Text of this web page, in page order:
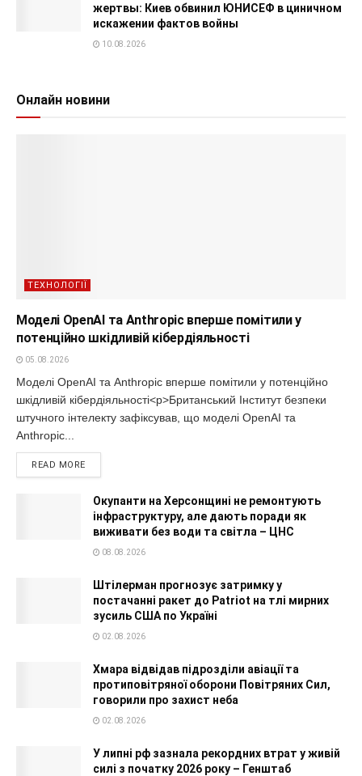
жертвы: Киев обвинил ЮНИСЕФ в циничном
искажении фактов войны
10.08.2026
Онлайн новини
ТЕХНОЛОГІЇ
Моделі OpenAI та Anthropic вперше помітили у
потенційно шкідливій кібердіяльності
05.08.2026
Моделі OpenAI та Anthropic вперше помітили у потенційно
шкідливій кібердіяльності<p>Британський Інститут безпеки
штучного інтелекту зафіксував, що моделі OpenAI та
Anthropic...
READ MORE
Окупанти на Херсонщині не ремонтують
інфраструктуру, але дають поради як
виживати без води та світла – ЦНС
08.08.2026
Штілерман прогнозує затримку у
постачанні ракет до Patriot на тлі мирних
зусиль США по Україні
02.08.2026
Хмара відвідав підрозділи авіації та
протиповітряної оборони Повітряних Сил,
говорили про захист неба
02.08.2026
У липні рф зазнала рекордних втрат у живій
силі з початку 2026 року – Генштаб